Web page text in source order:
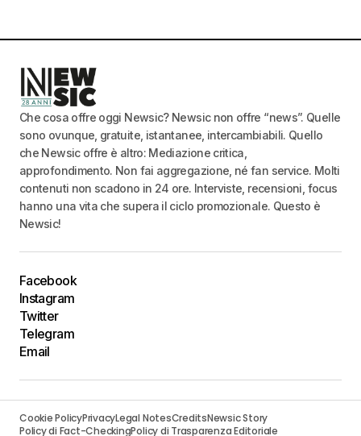
Che cosa offre oggi Newsic? Newsic non offre “news”. Quelle
sono ovunque, gratuite, istantanee, intercambiabili. Quello
che Newsic offre è altro: Mediazione critica,
approfondimento. Non fai aggregazione, né fan service. Molti
contenuti non scadono in 24 ore. Interviste, recensioni, focus
hanno una vita che supera il ciclo promozionale. Questo è
Newsic!
Facebook
Instagram
Twitter
Telegram
Email
Cookie PolicyPrivacyLegal NotesCreditsNewsic Story
Policy di Fact-CheckingPolicy di Trasparenza Editoriale